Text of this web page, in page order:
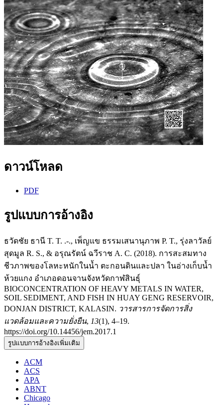
ดาวน์โหลด
PDF
รูปแบบการอ้างอิง
ธวัดชัย ธานี T. T. .-., เพ็ญแข ธรรมเสนานุภาพ P. T., รุ่งลาวัลย์
สุดมูล R. S., & อรุณรัตน์ ฉวีราช A. C. (2018). การสะสมทาง
ชีวภาพของโลหะหนักในน้ำ ตะกอนดินและปลา ในอ่างเก็บน้ำ
ห้วยแกง อำเภอดอนจานจังหวัดกาฬสินธุ์
BIOCONCENTRATION OF HEAVY METALS IN WATER,
SOIL SEDIMENT, AND FISH IN HUAY GENG RESERVOIR,
DONJAN DISTRICT, KALASIN. วารสารการจัดการสิ่ง
แวดล้อมและความยั่งยืน, 13(1), 4–19.
https://doi.org/10.14456/jem.2017.1
รูปแบบการอ้างอิงเพิ่มเติม
ACM
ACS
APA
ABNT
Chicago